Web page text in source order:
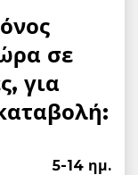
σε
για
5-14 ημ.